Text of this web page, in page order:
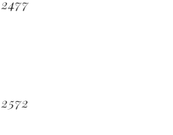
2477
2572